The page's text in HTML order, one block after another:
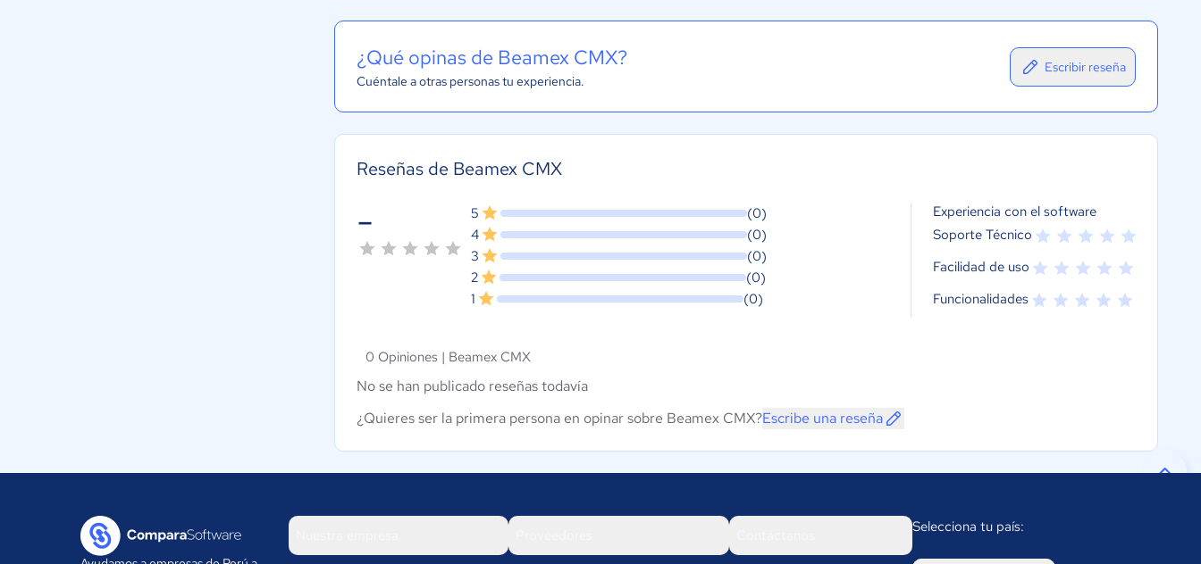
¿Qué opinas de Beamex CMX?
Cuéntale a otras personas tu experiencia.
Escribir reseña
Reseñas de Beamex CMX
- 5
(0)
4
(0)
3
(0)
2
(0)
1
(0)
Experiencia con el software
Soporte Técnico
Facilidad de uso
Funcionalidades
0 Opiniones | Beamex CMX
No se han publicado reseñas todavía
¿Quieres ser la primera persona en opinar sobre Beamex CMX?Escribe una reseña
Selecciona tu país: